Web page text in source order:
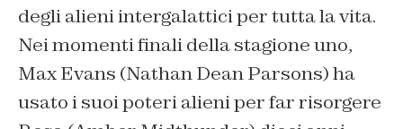
degli alieni intergalattici per tutta la vita.
Nei momenti finali della stagione uno,
Max Evans (Nathan Dean Parsons) ha
usato i suoi poteri alieni per far risorgere